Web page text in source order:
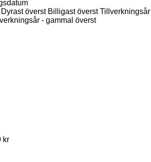
Dyrast överst Billigast överst Tillverkningsår
- gammal överst
kr